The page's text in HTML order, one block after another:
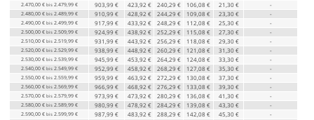
2.470,00 € bis 2.479,99 € 903,99 € 423,92 € 240,29 € 106,08 € 21,30 € -
2.480,00 € bis 2.489,99 € 910,99 € 428,92 € 244,29 € 109,08 € 23,30 € -
2.490,00 € bis 2.499,99 € 917,99 € 433,92 € 248,29 € 112,08 € 25,30 € -
2.500,00 € bis 2.509,99 € 924,99 € 438,92 € 252,29 € 115,08 € 27,30 € -
2.510,00 € bis 2.519,99 € 931,99 € 443,92 € 256,29 € 118,08 € 29,30 € -
2.520,00 € bis 2.529,99 € 938,99 € 448,92 € 260,29 € 121,08 € 31,30 € -
2.530,00 € bis 2.539,99 € 945,99 € 453,92 € 264,29 € 124,08 € 33,30 € -
2.540,00 € bis 2.549,99 € 952,99 € 458,92 € 268,29 € 127,08 € 35,30 € -
2.550,00 € bis 2.559,99 € 959,99 € 463,92 € 272,29 € 130,08 € 37,30 € -
2.560,00 € bis 2.569,99 € 966,99 € 468,92 € 276,29 € 133,08 € 39,30 € -
2.570,00 € bis 2.579,99 € 973,99 € 473,92 € 280,29 € 136,08 € 41,30 € -
2.580,00 € bis 2.589,99 € 980,99 € 478,92 € 284,29 € 139,08 € 43,30 € -
2.590,00 € bis 2.599,99 € 987,99 € 483,92 € 288,29 € 142,08 € 45,30 € -